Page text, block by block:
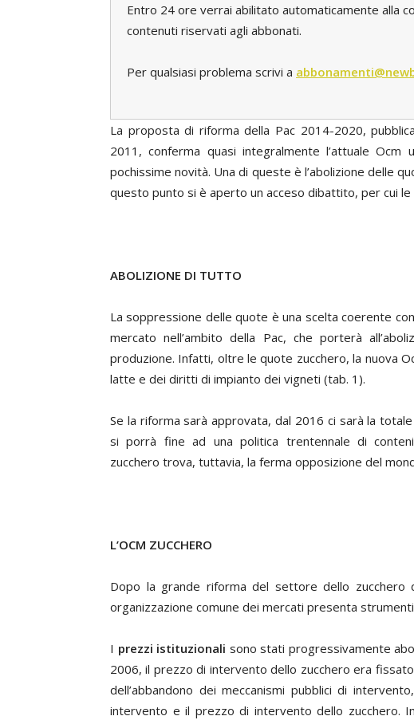
Entro 24 ore verrai abilitato automaticamente alla
contenuti riservati agli abbonati.
Per qualsiasi problema scrivi a
La proposta di riforma della Pac 2014-2020,
2011, conferma quasi integralmente l’attuale Ocm
pochissime novità. Una di queste è l’abolizione delle
questo punto si è aperto un acceso dibattito, per cui le
ABOLIZIONE DI TUTTO
La soppressione delle quote è una scelta coerente
mercato nell’ambito della Pac, che porterà
produzione. Infatti, oltre le quote zucchero, la nuova
latte e dei diritti di impianto dei vigneti (tab. 1).
Se la riforma sarà approvata, dal 2016 ci sarà la
si porrà fine ad una politica trentennale di
zucchero trova, tuttavia, la ferma opposizione del
L’OCM ZUCCHERO
Dopo la grande riforma del settore dello zucchero
organizzazione comune dei mercati presenta
I prezzi istituzionali sono stati progressivamente
2006, il prezzo di intervento dello zucchero era
dell’abbandono dei meccanismi pubblici di
intervento e il prezzo di intervento dello zucchero.